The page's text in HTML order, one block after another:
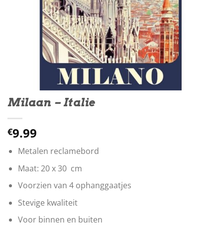
Milaan – Italie
€9.99
Metalen reclamebord
Maat: 20 x 30 cm
Voorzien van 4 ophanggaatjes
Stevige kwaliteit
Voor binnen en buiten